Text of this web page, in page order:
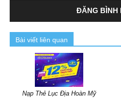
Bài viết liên quan
Nạp Thẻ Lục Địa Hoàn Mỹ